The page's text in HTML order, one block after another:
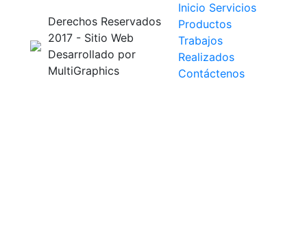
Derechos Reservados
2017 - Sitio Web
Desarrollado por
MultiGraphics
Inicio Servicios
Productos
Trabajos
Realizados
Contáctenos